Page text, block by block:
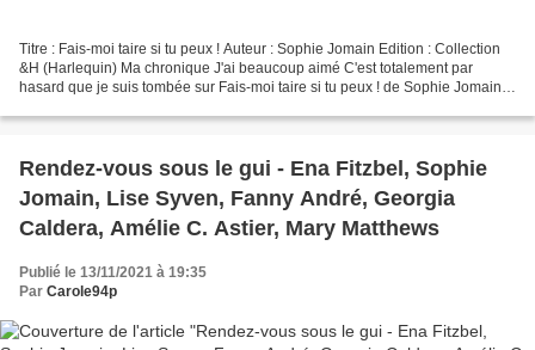
Titre : Fais-moi taire si tu peux ! Auteur : Sophie Jomain Edition : Collection
&H (Harlequin) Ma chronique J'ai beaucoup aimé C'est totalement par
hasard que je suis tombée sur Fais-moi taire si tu peux ! de Sophie Jomain,
Rendez-vous sous le gui - Ena Fitzbel, Sophie
Jomain, Lise Syven, Fanny André, Georgia
Caldera, Amélie C. Astier, Mary Matthews
Publié le 13/11/2021 à 19:35
Par Carole94p